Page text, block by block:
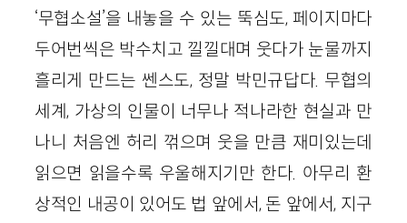
‘무협소설’을 내놓을 수 있는 뚝심도, 페이지마다
두어번씩은 박수치고 낄낄대며 웃다가 눈물까지
흘리게 만드는 쎈스도, 정말 박민규답다. 무협의
세계, 가상의 인물이 너무나 적나라한 현실과 만
나니 처음엔 허리 꺾으며 웃을 만큼 재미있는데
읽으면 읽을수록 우울해지기만 한다. 아무리 환
상적인 내공이 있어도 법 앞에서, 돈 앞에서, 지구